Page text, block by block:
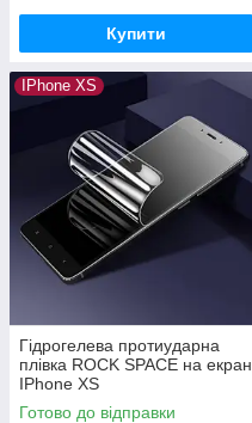
Купити
IPhone XS
Гідрогелева протиударна
плівка ROCK SPACE на екран
IPhone XS
Готово до відправки